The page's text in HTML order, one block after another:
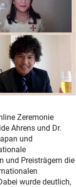
Zeremonie
Ahrens und Dr.
und
und Preisträgern die
wurde deutlich,